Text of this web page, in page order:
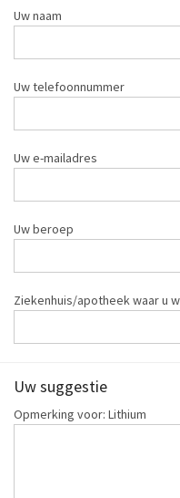
Uw naam
Uw telefoonnummer
Uw e-mailadres
Uw beroep
Ziekenhuis/apotheek waar u
Uw suggestie
Opmerking voor: Lithium